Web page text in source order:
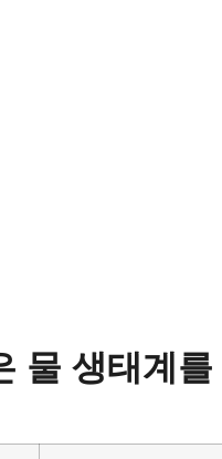
물 생태계